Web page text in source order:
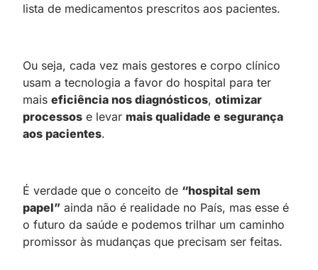
lista de medicamentos prescritos aos pacientes.
Ou seja, cada vez mais gestores e corpo clínico
usam a tecnologia a favor do hospital para ter
mais eficiência nos diagnósticos, otimizar
processos e levar mais qualidade e segurança
aos pacientes.
É verdade que o conceito de “hospital sem
papel” ainda não é realidade no País, mas esse é
o futuro da saúde e podemos trilhar um caminho
promissor às mudanças que precisam ser feitas.